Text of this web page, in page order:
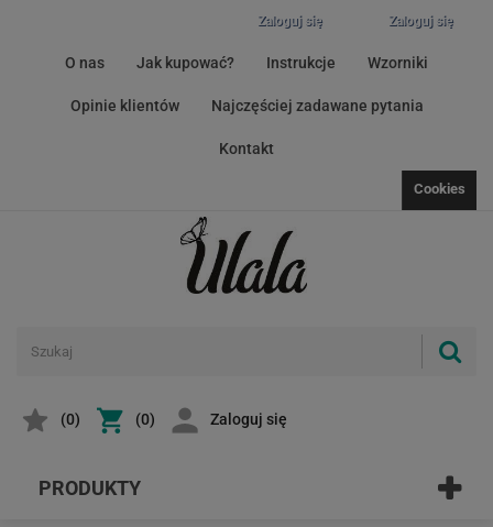
Zaloguj się
Zaloguj się
O nas Jak kupować? Instrukcje Wzorniki
Opinie klientów Najczęściej zadawane pytania
Kontakt
Cookies
(0) (0) Zaloguj się
PRODUKTY